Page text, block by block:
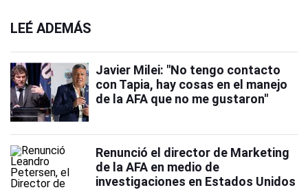
LEÉ ADEMÁS
Javier Milei: "No tengo contacto
con Tapia, hay cosas en el manejo
de la AFA que no me gustaron"
Renunció el director de Marketing
de la AFA en medio de
investigaciones en Estados Unidos